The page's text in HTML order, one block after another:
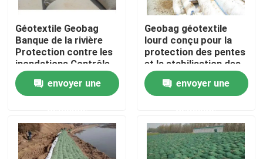
Aperçu
Vidéos
Géotextile Geobag
Banque de la rivière
Protection contre les
inondations Contrôle
des inondations
Polyester non tissé
Géotextile Geobag
Geotextile Geobag
pour la protection de
la plage
envoyer une
Geobag géotextile
lourd conçu pour la
protection des pentes
et la stabilisation des
berges, la protection
des côtes et les
mesures de sécurité
envoyer une